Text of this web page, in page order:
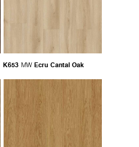
K653 MW Ecru Cantal Oak